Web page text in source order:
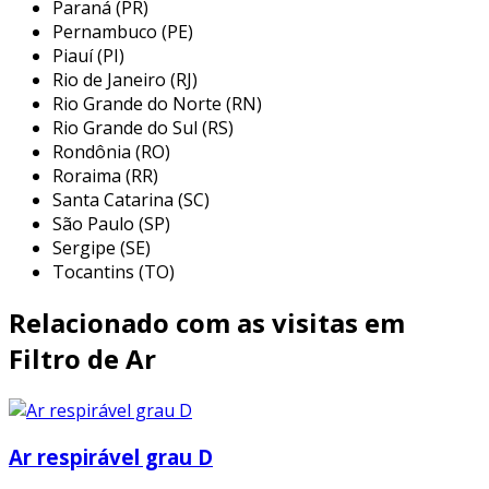
inteligente em várias situações. as principais
aplicações incluem:
residências:usados em sistemas de ar
condicionado e aquecimento, ajudam a
manter o ar limpo e a reduzir alérgenos
no ambiente.
escritórios e comerciais:
corporativos, estes filtros melhoram a
qualidade do ar e, consequentemente, o
indústrias:aplicados em sistemas de
ventilação, garantem que o ar esteja livre
aumentando a saúde dos trabalhadores.
em alguns modelos de veículos,
Paraná (PR)
Pernambuco (PE)
Piauí (PI)
Rio de Janeiro (RJ)
Rio Grande do Norte (RN)
Rio Grande do Sul (RS)
Rondônia (RO)
Roraima (RR)
Santa Catarina (SC)
São Paulo (SP)
Sergipe (SE)
Tocantins (TO)
Relacionado com as visitas em
Filtro de Ar
Ar respirável grau D